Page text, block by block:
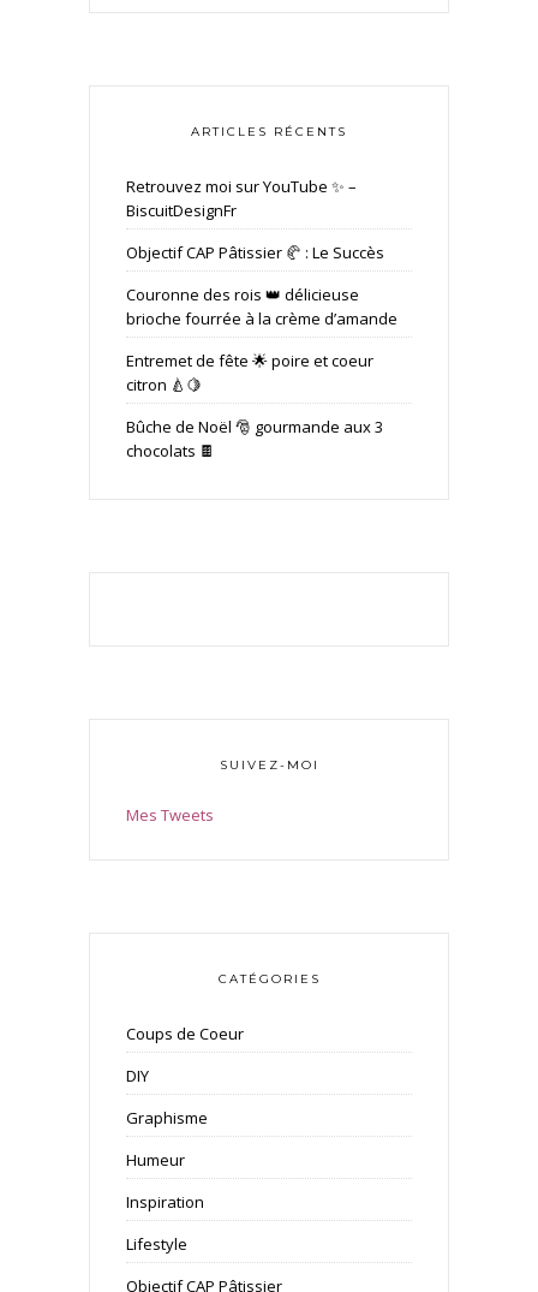
ARTICLES RÉCENTS
Retrouvez moi sur YouTube ✨ –
BiscuitDesignFr
Objectif CAP Pâtissier 🥐 : Le Succès
Couronne des rois 👑 délicieuse
brioche fourrée à la crème d’amande
Entremet de fête 🌟 poire et coeur
citron 🍐🍋
Bûche de Noël 🎅 gourmande aux 3
chocolats 🍫
SUIVEZ-MOI
Mes Tweets
CATÉGORIES
Coups de Coeur
DIY
Graphisme
Humeur
Inspiration
Lifestyle
Objectif CAP Pâtissier